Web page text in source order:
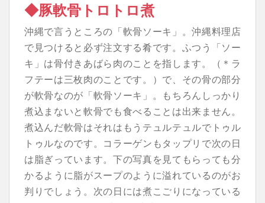
◆豚軟骨トロトロ煮
沖縄で言うところの「軟骨ソーキ」。沖縄料理店
で見つけると必ず注文する肴です。ふつう「ソー
キ」は骨付きあばら肉のことを指します。（＊ラ
フテーは三枚肉のことです。）で、その骨の部分
が軟骨なのが「軟骨ソーキ」。もちろんしっかり
煮込まないと軟骨でも食べることは出来ません。
煮込んだ軟骨はそれはもうテュルテュルでトゥル
トゥルなのです。コラーゲンもタップリで次の日
は脂ぎっています。下の写真を見てもらっても分
かるように脂がスープのように溢れているのがお
判りでしょう。次の日には煮こごりになっている